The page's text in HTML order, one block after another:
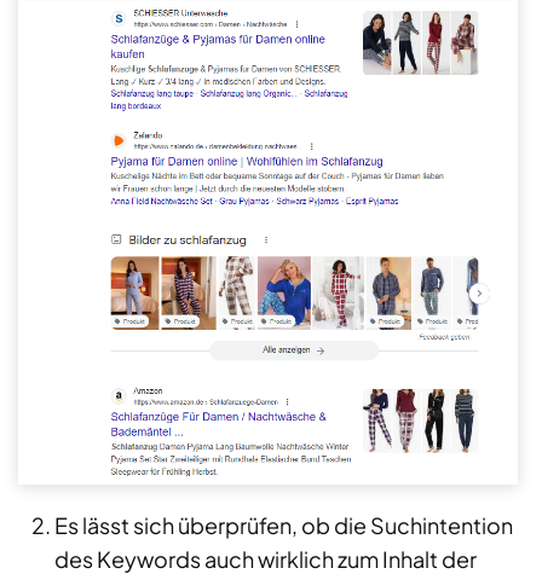
Es lässt sich überprüfen, ob die Suchintention
des Keywords auch wirklich zum Inhalt der